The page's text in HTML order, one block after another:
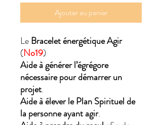
Ajouter au panier
LeBracelet énergétique Agir
(No19)
Aide à générer l’égrégore
nécessaire pour démarrer un
projet.
Aide à élever le Plan Spirituel de
la personne ayant agir.